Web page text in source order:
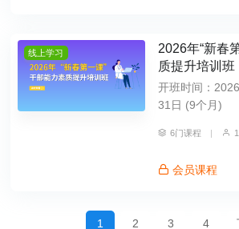
线上学习
2026年“新春
质提升培训班
开班时间：
31日 (9个月)
6门课程 |
会员课程
1 2 3 4